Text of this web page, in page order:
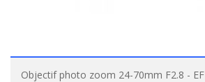
Objectif photo zoom 24-70mm F2.8 - EF